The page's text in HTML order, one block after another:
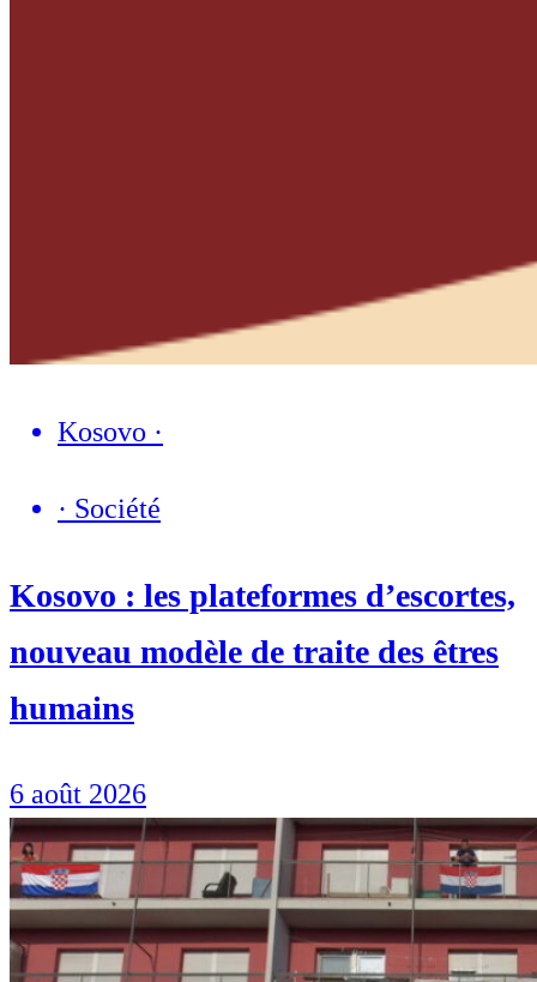
Kosovo ·
· Société
Kosovo : les plateformes d’escortes,
nouveau modèle de traite des êtres
humains
6 août 2026